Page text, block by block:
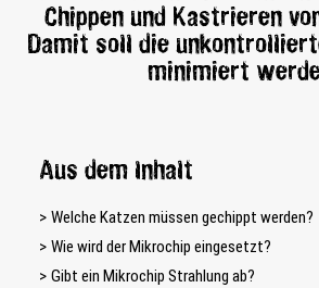
Chippen und Kastrieren
Damit soll die
minimiert
Aus dem Inhalt
Welche Katzen müssen gechippt werden?
Wie wird der Mikrochip eingesetzt?
Gibt ein Mikrochip Strahlung ab?